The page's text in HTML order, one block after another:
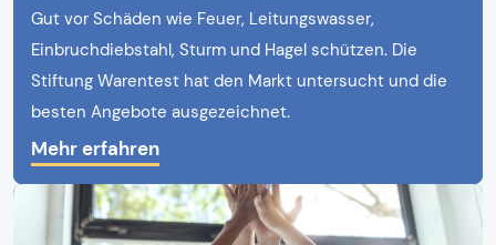
Gut vor Schäden wie Feuer, Leitungswasser,
Einbruchdiebstahl, Sturm und Hagel schützen. Die
Stiftung Warentest hat den Markt untersucht und die
besten Angebote ausgezeichnet.
Mehr erfahren